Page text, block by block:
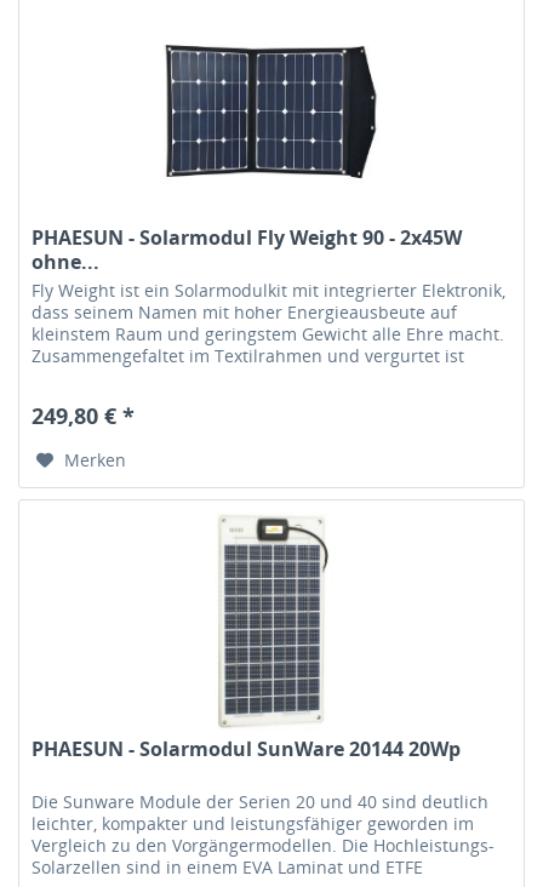
PHAESUN - Solarmodul Fly Weight 90 - 2x45W
ohne...
Fly Weight ist ein Solarmodulkit mit integrierter Elektronik,
dass seinem Namen mit hoher Energieausbeute auf
kleinstem Raum und geringstem Gewicht alle Ehre macht.
Zusammengefaltet im Textilrahmen und vergurtet ist
249,80 € *
Merken
PHAESUN - Solarmodul SunWare 20144 20Wp
Die Sunware Module der Serien 20 und 40 sind deutlich
leichter, kompakter und leistungsfähiger geworden im
Vergleich zu den Vorgängermodellen. Die Hochleistungs-
Solarzellen sind in einem EVA Laminat und ETFE